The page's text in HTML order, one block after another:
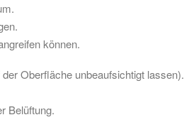
können.
Oberfläche unbeaufsichtigt lassen).
Belüftung.